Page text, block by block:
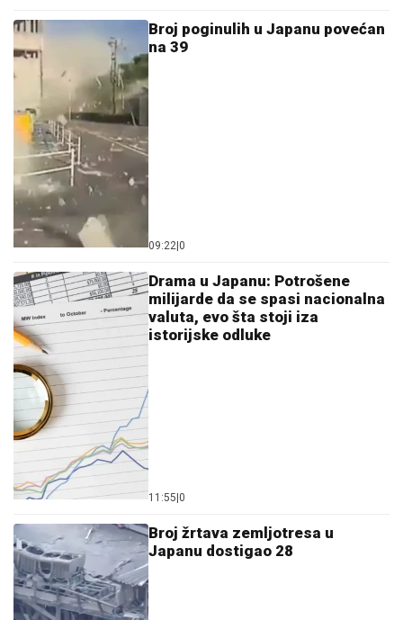
Broj poginulih u Japanu povećan
na 39
09:22 0
Drama u Japanu: Potrošene
milijarde da se spasi nacionalna
valuta, evo šta stoji iza
istorijske odluke
11:55 0
Broj žrtava zemljotresa u
Јapanu dostigao 28